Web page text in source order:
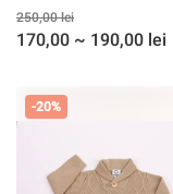
250,00 lei
170,00 ~ 190,00 lei
-20%